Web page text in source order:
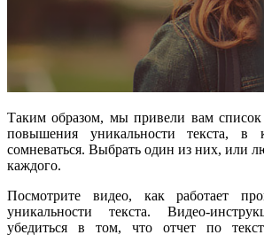
Таким образом, мы привели вам
повышения уникальности текста,
сомневаться. Выбрать один из них, или
каждого.
Посмотрите видео, как работает
уникальности текста. Видео-
убедиться в том, что отчет по